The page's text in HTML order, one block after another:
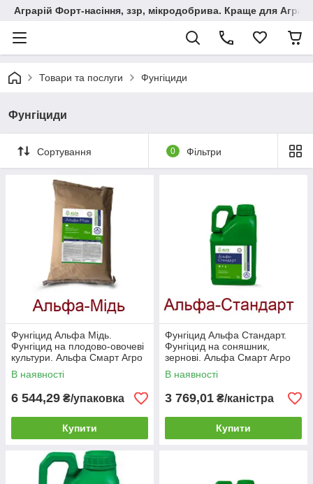
Аграрій Форт-насіння, ззр, мікродобрива. Краще для
Товари та послуги Фунгіциди
Фунгіциди
Сортування 0 Фільтри
Фунгіцид Альфа Мідь.
Фунгіцид на плодово-овочеві
культури. Альфа Смарт Агро
В наявності
6 544,29 ₴/упаковка
Купити
Фунгіцид Альфа Стандарт.
Фунгіцид на соняшник,
зернові. Альфа Смарт Агро
В наявності
3 769,01 ₴/каністра
Купити